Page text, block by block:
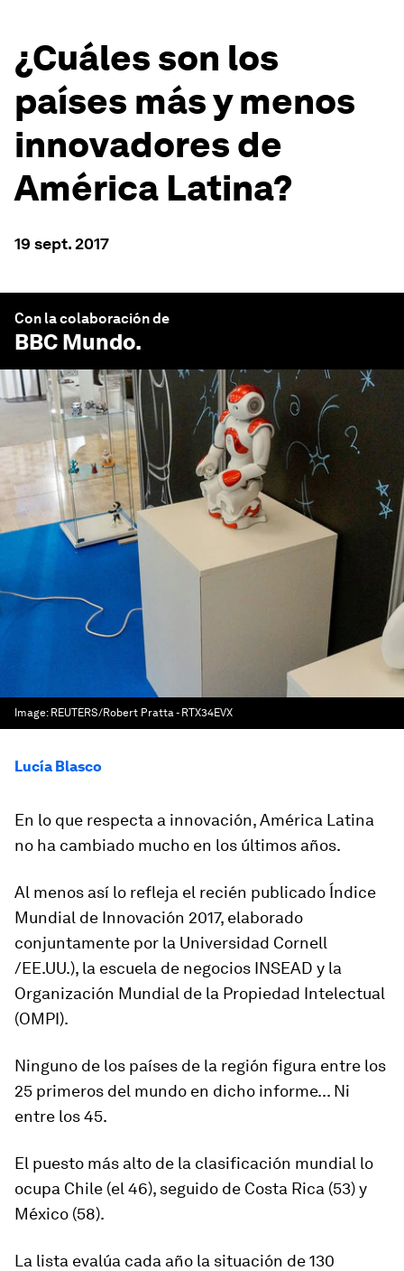
¿Cuáles son los
países más y menos
innovadores de
América Latina?
19 sept. 2017
Con la colaboración de
BBC Mundo.
Image: REUTERS/Robert Pratta - RTX34EVX
Lucía Blasco
En lo que respecta a innovación, América Latina
no ha cambiado mucho en los últimos años.
Al menos así lo refleja el recién publicado Índice
Mundial de Innovación 2017, elaborado
conjuntamente por la Universidad Cornell
/EE.UU.), la escuela de negocios INSEAD y la
Organización Mundial de la Propiedad Intelectual
(OMPI).
Ninguno de los países de la región figura entre los
25 primeros del mundo en dicho informe... Ni
entre los 45.
El puesto más alto de la clasificación mundial lo
ocupa Chile (el 46), seguido de Costa Rica (53) y
México (58).
La lista evalúa cada año la situación de 130